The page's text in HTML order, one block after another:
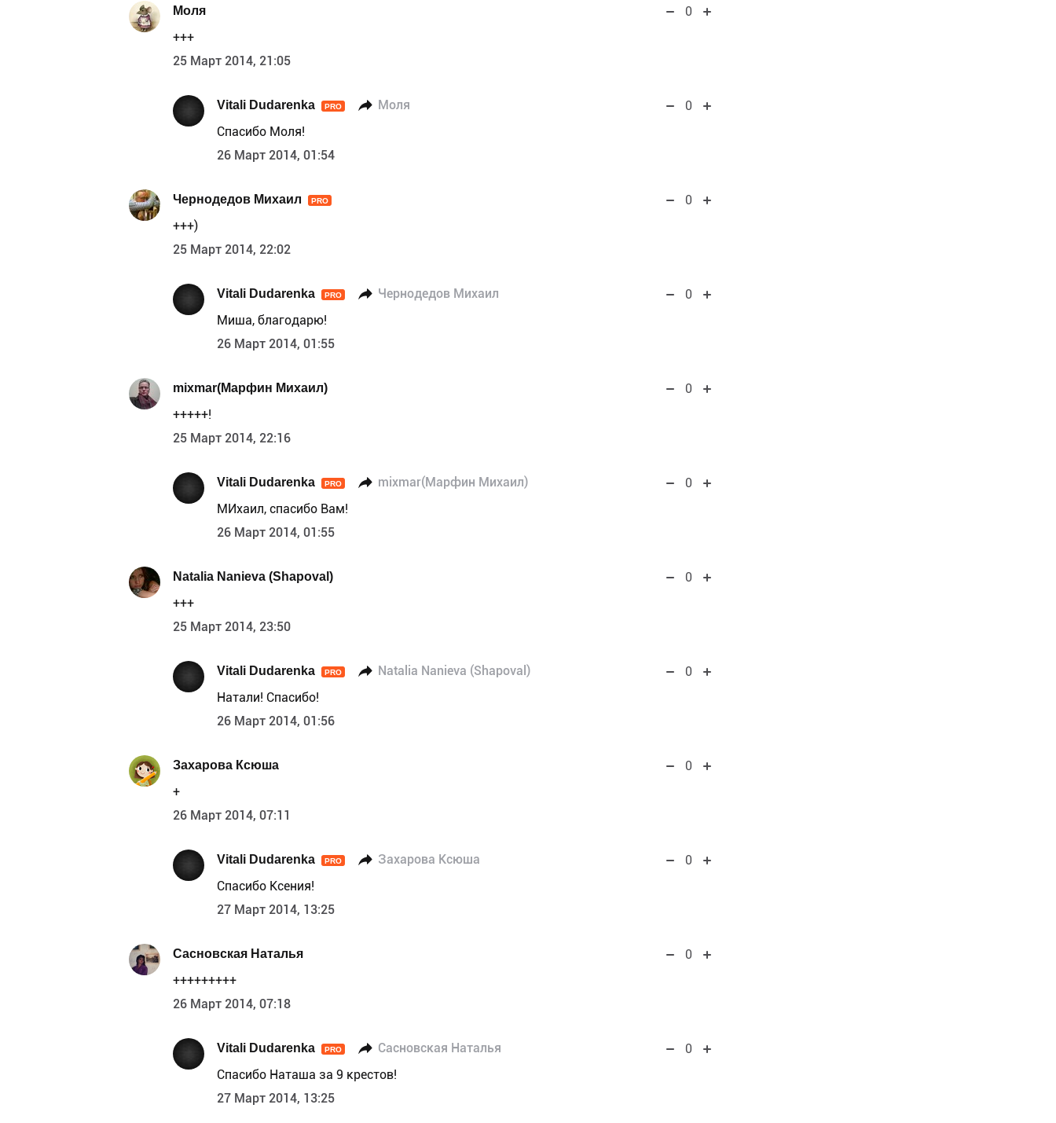
Моля
0
+++
25 Март 2014, 21:05
Vitali Dudarenka PRO Моля
0
Спасибо Моля!
26 Март 2014, 01:54
Чернодедов Михаил PRO
0
+++)
25 Март 2014, 22:02
Vitali Dudarenka PRO Чернодедов Михаил
0
Миша, благодарю!
26 Март 2014, 01:55
mixmar(Марфин Михаил)
0
+++++!
25 Март 2014, 22:16
Vitali Dudarenka PRO mixmar(Марфин Михаил)
0
МИхаил, спасибо Вам!
26 Март 2014, 01:55
Natalia Nanieva (Shapoval)
0
+++
25 Март 2014, 23:50
Vitali Dudarenka PRO Natalia Nanieva (Shapoval)
0
Натали! Спасибо!
26 Март 2014, 01:56
Захарова Ксюша
0
+
26 Март 2014, 07:11
Vitali Dudarenka PRO Захарова Ксюша
0
Спасибо Ксения!
27 Март 2014, 13:25
Сасновская Наталья
0
+++++++++
26 Март 2014, 07:18
Vitali Dudarenka PRO Сасновская Наталья
0
Спасибо Наташа за 9 крестов!
27 Март 2014, 13:25